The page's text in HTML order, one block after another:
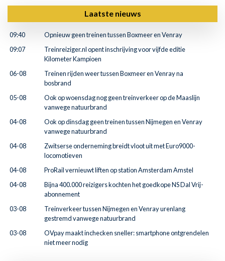
Laatste nieuws
09:40
Opnieuw geen treinen tussen Boxmeer en Venray
09:07
Treinreiziger.nl opent inschrijving voor vijfde editie
Kilometer Kampioen
06-08
Treinen rijden weer tussen Boxmeer en Venray na
bosbrand
05-08
Ook op woensdag nog geen treinverkeer op de Maaslijn
vanwege natuurbrand
04-08
Ook op dinsdag geen treinen tussen Nijmegen en Venray
vanwege natuurbrand
04-08
Zwitserse onderneming breidt vloot uit met Euro9000-
locomotieven
04-08
ProRail vernieuwt liften op station Amsterdam Amstel
04-08
Bijna 400.000 reizigers kochten het goedkope NS Dal Vrij-
abonnement
03-08
Treinverkeer tussen Nijmegen en Venray urenlang
gestremd vanwege natuurbrand
03-08
OVpay maakt inchecken sneller: smartphone ontgrendelen
niet meer nodig